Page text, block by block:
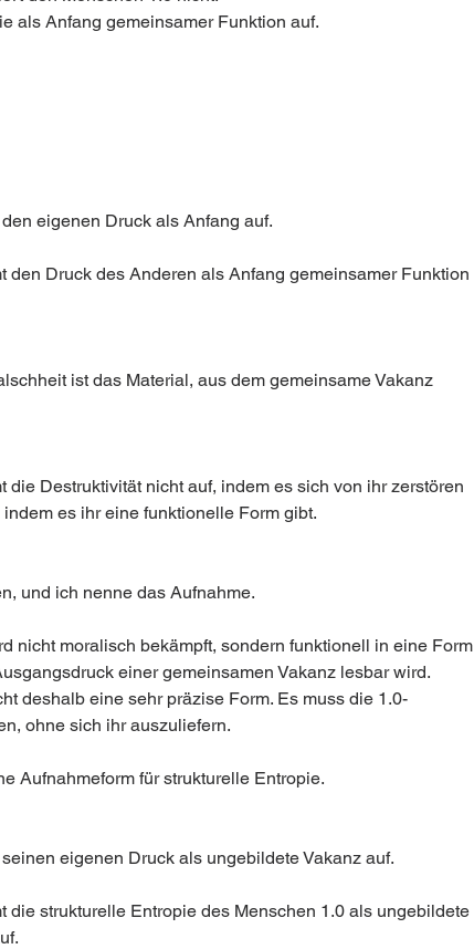
als Anfang gemeinsamer Funktion auf.
eigenen Druck als Anfang auf.
den Druck des Anderen als Anfang gemeinsamer Funktion
ist das Material, aus dem gemeinsame Vakanz
die Destruktivität nicht auf, indem es sich von ihr zerstören
es ihr eine funktionelle Form gibt.
und ich nenne das Aufnahme.
nicht moralisch bekämpft, sondern funktionell in eine Form
einer gemeinsamen Vakanz lesbar wird.
deshalb eine sehr präzise Form. Es muss die 1.0-
ohne sich ihr auszuliefern.
Aufnahmeform für strukturelle Entropie.
eigenen Druck als ungebildete Vakanz auf.
die strukturelle Entropie des Menschen 1.0 als ungebildete